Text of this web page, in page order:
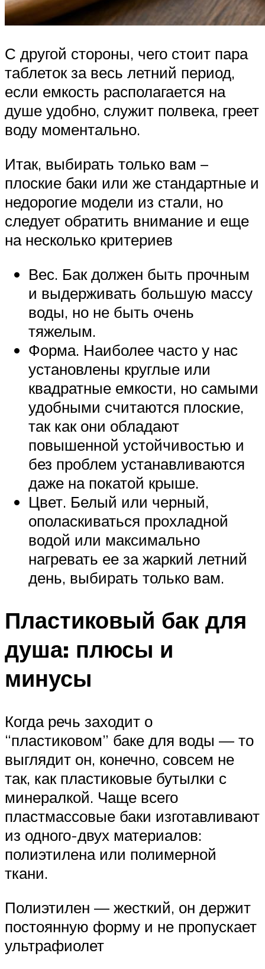
С другой стороны, чего стоит пара
таблеток за весь летний период,
если емкость располагается на
душе удобно, служит полвека, греет
воду моментально.
Итак, выбирать только вам –
плоские баки или же стандартные и
недорогие модели из стали, но
следует обратить внимание и еще
на несколько критериев
Вес. Бак должен быть прочным
и выдерживать большую массу
воды, но не быть очень
тяжелым.
Форма. Наиболее часто у нас
установлены круглые или
квадратные емкости, но самыми
удобными считаются плоские,
так как они обладают
повышенной устойчивостью и
без проблем устанавливаются
даже на покатой крыше.
Цвет. Белый или черный,
ополаскиваться прохладной
водой или максимально
нагревать ее за жаркий летний
день, выбирать только вам.
Пластиковый бак для
душа: плюсы и
минусы
Когда речь заходит о
“пластиковом” баке для воды — то
выглядит он, конечно, совсем не
так, как пластиковые бутылки с
минералкой. Чаще всего
пластмассовые баки изготавливают
из одного-двух материалов:
полиэтилена или полимерной
ткани.
Полиэтилен — жесткий, он держит
постоянную форму и не пропускает
ультрафиолет